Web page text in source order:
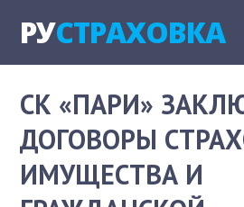
РУСТРАХОВКА
СК «ПАРИ»
ДОГОВОРЫ
ИМУЩЕСТВА И